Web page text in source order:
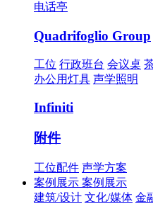
电话亭
Quadrifoglio Group
工位 行政班台 会议桌
办公用灯具 声学照明
Infiniti
附件
工位配件 声学方案
案例展示 案例展示
建筑/设计 文化/媒体 金